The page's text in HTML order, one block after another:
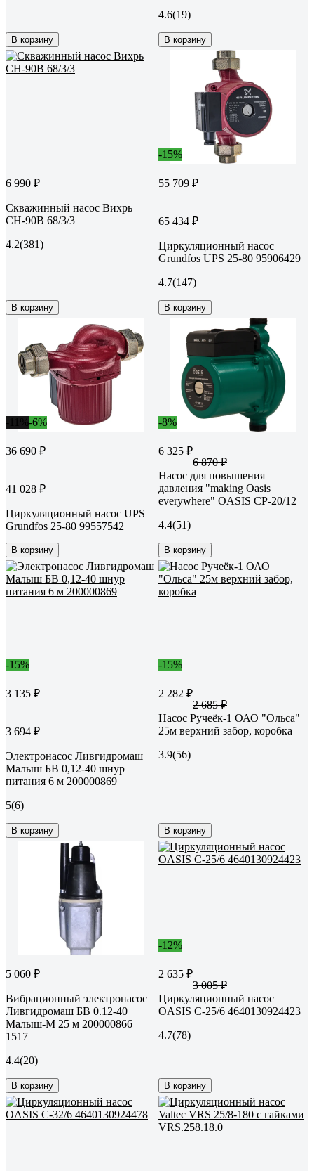
В корзину
4.6(19)
В корзину
6 990 ₽
Скважинный насос Вихрь
СН-90В 68/3/3
4.2(381)
В корзину
-15%
55 709 ₽
65 434 ₽
Циркуляционный насос
Grundfos UPS 25-80 95906429
4.7(147)
В корзину
-6%
36 690 ₽
41 028 ₽
Циркуляционный насос UPS
Grundfos 25-80 99557542
В корзину
-8%
6 325 ₽
6 870 ₽
Насос для повышения
давления "making Оasis
everywhere" OASIS CP-20/12
4.4(51)
В корзину
-15%
3 135 ₽
3 694 ₽
Электронасос Ливгидромаш
Малыш БВ 0,12-40 шнур
питания 6 м 200000869
5(6)
В корзину
-15%
2 282 ₽
2 685 ₽
Насос Ручеёк-1 ОАО "Ольса"
25м верхний забор, коробка
3.9(56)
В корзину
5 060 ₽
Вибрационный электронасос
Ливгидромаш БВ 0.12-40
Малыш-М 25 м 200000866
1517
4.4(20)
В корзину
-12%
2 635 ₽
3 005 ₽
Циркуляционный насос
OASIS C-25/6 4640130924423
4.7(78)
В корзину